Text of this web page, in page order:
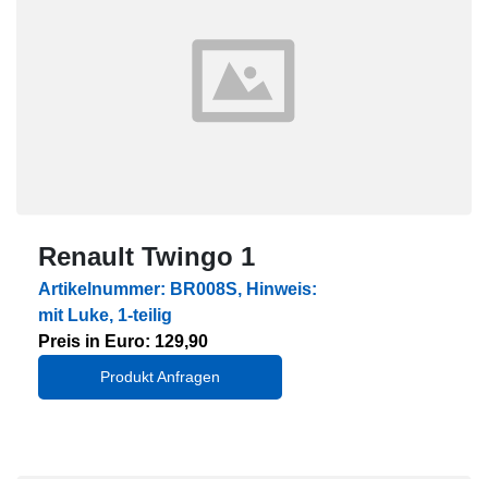
Renault Twingo 1
Artikelnummer: BR008S, Hinweis:
mit Luke, 1-teilig
Preis in Euro: 129,90
Produkt Anfragen